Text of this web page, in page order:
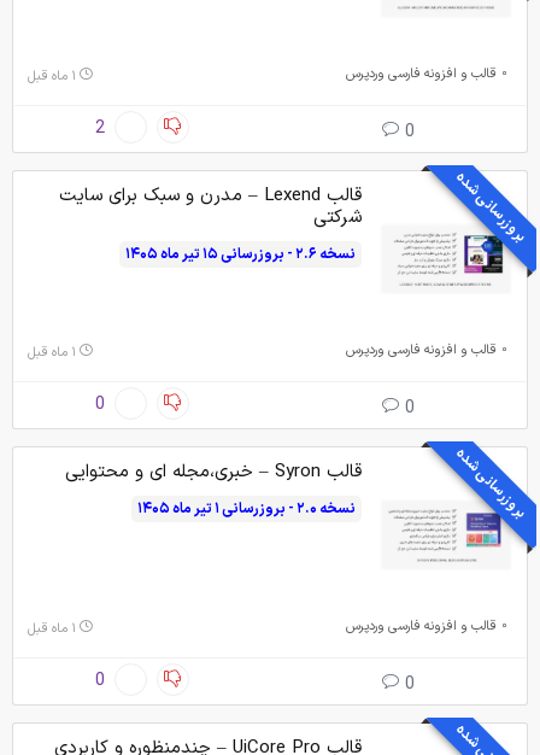
قالب و افزونه فارسی وردپرس ۱ ماه قبل
2 0
بروزرسانی شده قالب Lexend – مدرن و سبک برای سایت
شرکتی
نسخه ۲.۶ - بروزرسانی ۱۵ تیر ماه ۱۴۰۵
قالب و افزونه فارسی وردپرس ۱ ماه قبل
0 0
بروزرسانی شده قالب Syron – خبری،مجله ای و محتوایی
نسخه ۲.۰ - بروزرسانی ۱ تیر ماه ۱۴۰۵
قالب و افزونه فارسی وردپرس ۱ ماه قبل
0 0
قالب UiCore Pro – چندمنظوره و کاربردی